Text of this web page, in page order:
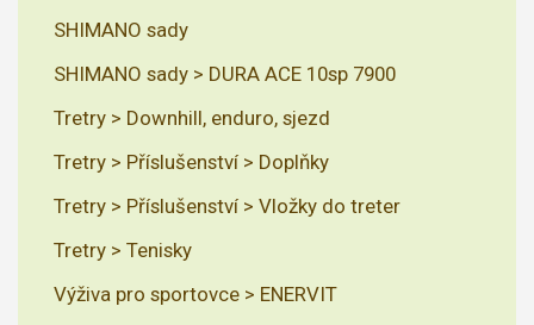
SHIMANO sady
SHIMANO sady > DURA ACE 10sp 7900
Tretry > Downhill, enduro, sjezd
Tretry > Příslušenství > Doplňky
Tretry > Příslušenství > Vložky do treter
Tretry > Tenisky
Výživa pro sportovce > ENERVIT